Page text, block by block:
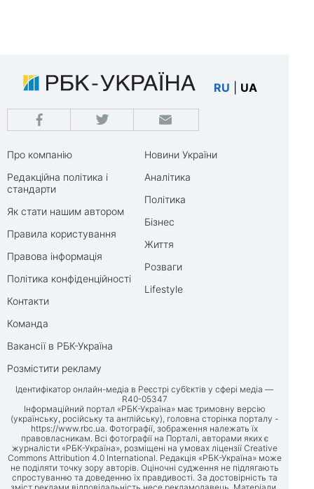
RU UA
Про компанію
Редакційна політика і
стандарти
Як стати нашим автором
Правила користування
Правова інформація
Політика конфіденційності
Контакти
Команда
Вакансії в РБК-Україна
Розмістити рекламу
Новини України
Аналітика
Політика
Бізнес
Життя
Розваги
Lifestyle
Ідентифікатор онлайн-медіа в Реєстрі суб’єктів у сфері медіа —
R40-05347
Інформаційний портал «РБК-Україна» має тримовну версію
(українську, російську та англійську), головна сторінка порталу -
https://www.rbc.ua. Фотографії, зображення належать їх
правовласникам. Всі фотографії на Порталі, авторами яких є
журналісти «РБК-Україна», розміщені на умовах ліцензії Creative
Commons Attribution 4.0 International. Редакція «РБК-Україна» може
не поділяти точку зору авторів. Оціночні судження не підлягають
спростуванню та доведенню їх правдивості. За достовірність та